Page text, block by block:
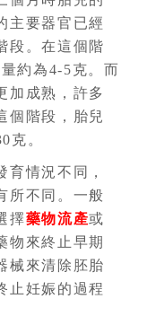
主要器官已經
段。在這個階
約為4-5克。而
加成熟，許多
個階段，胎兒
克。
育情況不同，
所不同。一般
擇藥物流產或
物來終止早期
械來清除胚胎
止妊娠的過程